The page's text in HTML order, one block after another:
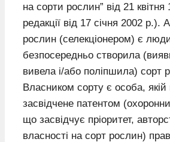
на сорти рослин” від 21 квітня
редакції від 17 січня 2002 р.).
рослин (селекціонером) є
безпосередньо створила
вивела і/або поліпшила) сорт
Власником сорту є особа,
засвідчене патентом
що засвідчує пріоритет,
власності на сорт рослин)